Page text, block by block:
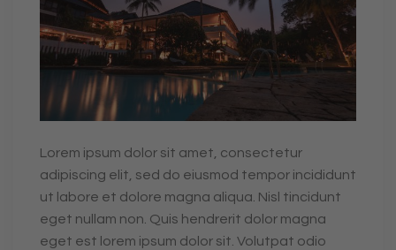
Lorem ipsum dolor sit amet, consectetur
adipiscing elit, sed do eiusmod tempor incididunt
ut labore et dolore magna aliqua. Nisl tincidunt
eget nullam non. Quis hendrerit dolor magna
eget est lorem ipsum dolor sit. Volutpat odio